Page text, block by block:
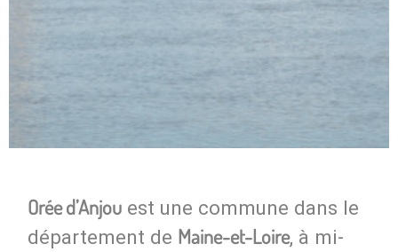
Orée d’Anjou est une commune dans le
département de Maine-et-Loire, à mi-